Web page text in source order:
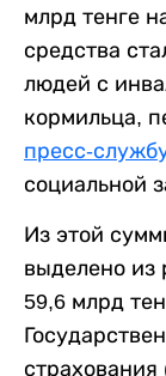
млрд тенге
средства
людей с
кормильца,
пресс-
социальной
Из этой
выделено из
59,6 млрд